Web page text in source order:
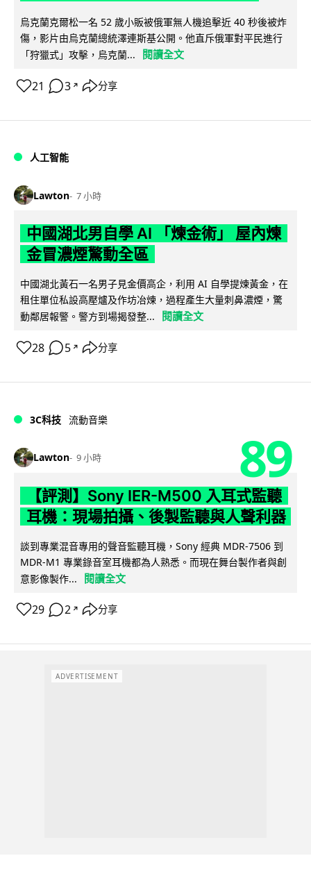
烏克蘭克爾松一名 52 歲小販被俄軍無人機追擊近 40 秒後被炸
傷，影片由烏克蘭總統澤連斯基公開。他直斥俄軍對平民進行
「狩獵式」攻擊，烏克蘭...
閱讀全文
21 3 ↗ 分享
人工智能
Lawton 7 小時
中國湖北男自學 AI 「煉金術」 屋內煉
金冒濃煙驚動全區
中國湖北黃石一名男子見金價高企，利用 AI 自學提煉黃金，在
租住單位私設高壓爐及作坊冶煉，過程產生大量刺鼻濃煙，驚
動鄰居報警。警方到場揭發整...
閱讀全文
28 5 ↗ 分享
3C科技 流動音樂
Lawton 9 小時 89
【評測】Sony IER-M500 入耳式監聽
耳機：現場拍攝、後製監聽與人聲利器
談到專業混音專用的聲音監聽耳機，Sony 經典 MDR-7506 到
MDR-M1 專業錄音室耳機都為人熟悉。而現在舞台製作者與創
意影像製作...
閱讀全文
29 2 ↗ 分享
ADVERTISEMENT